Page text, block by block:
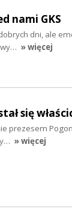
nami GKS
dni, ale
» więcej
się
prezesem
» więcej